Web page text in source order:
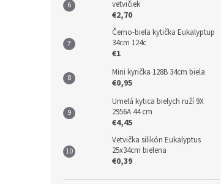
vetvičiek
€2,70
Černo-biela kytička Eukalyptup
34cm 124c
€1
Mini kyrička 128B 34cm biela
€0,95
Umelá kytica bielych ruží 9X
2956A 44 cm
€4,45
Vetvička silikón Eukalyptus
25x34cm bielena
€0,39